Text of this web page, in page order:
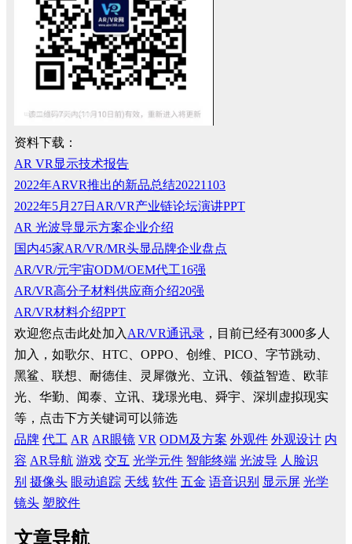
资料下载：
AR VR显示技术报告
2022年ARVR推出的新品总结20221103
2022年5月27日AR/VR产业链论坛演讲PPT
AR 光波导显示方案企业介绍
国内45家AR/VR/MR头显品牌企业盘点
AR/VR/元宇宙ODM/OEM代工16强
AR/VR高分子材料供应商介绍20强
AR/VR材料介绍PPT
欢迎您点击此处加入 AR/VR通讯录 ，目前已经有3000多人
加入，如歌尔、HTC、OPPO、创维、PICO、字节跳动、
黑鲨、联想、耐德佳、灵犀微光、立讯、领益智造、欧菲
光、华勤、闻泰、立讯、珑璟光电、舜宇、深圳虚拟现实
等，点击下方关键词可以筛选
品牌 代工 AR AR眼镜 VR ODM及方案 外观件 外观设计 内
容 AR导航 游戏 交互 光学元件 智能终端 光波导 人脸识
别 摄像头 眼动追踪 天线 软件 五金 语音识别 显示屏 光学
镜头 塑胶件
文章导航